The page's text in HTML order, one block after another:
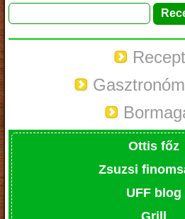
Ottis főz
Zsuzsi
UFF blog
Grill